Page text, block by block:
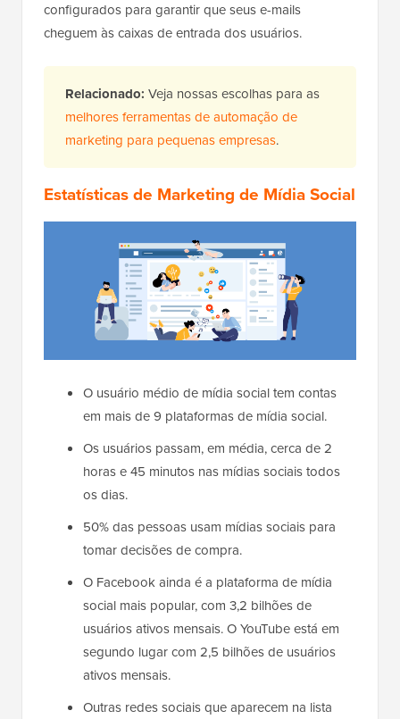
configurados para garantir que seus e-mails
cheguem às caixas de entrada dos usuários.
Relacionado: Veja nossas escolhas para as
melhores ferramentas de automação de
marketing para pequenas empresas.
Estatísticas de Marketing de Mídia Social
O usuário médio de mídia social tem contas
em mais de 9 plataformas de mídia social.
Os usuários passam, em média, cerca de 2
horas e 45 minutos nas mídias sociais todos
os dias.
50% das pessoas usam mídias sociais para
tomar decisões de compra.
O Facebook ainda é a plataforma de mídia
social mais popular, com 3,2 bilhões de
usuários ativos mensais. O YouTube está em
segundo lugar com 2,5 bilhões de usuários
ativos mensais.
Outras redes sociais que aparecem na lista